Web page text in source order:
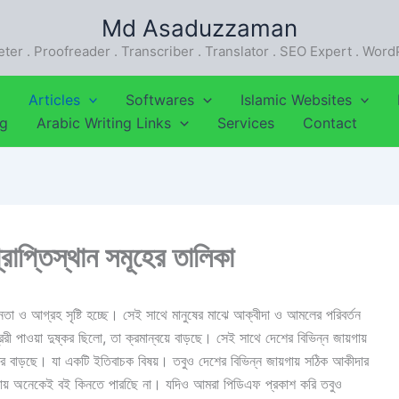
Md Asaduzzaman
. Proofreader . Transcriber . Translator . SEO Expert .
Articles Softwares Islamic Websites
Arabic Writing Links Services Contact
সমূহের তালিকা
ও আগ্রহ সৃষ্টি হচ্ছে। সেই সাথে মানুষের মাঝে আক্বীদা ও আমলের পরিবর্তন
দুষ্কর ছিলো, তা ক্রমান্বয়ে বাড়ছে। সেই সাথে দেশের বিভিন্ন জায়গায়
যা একটি ইতিবাচক বিষয়। তবুও দেশের বিভিন্ন জায়গায় সঠিক আকীদার
অনেকেই বই কিনতে পারছিে না। যদিও আমরা পিডিএফ প্রকাশ করি তবুও